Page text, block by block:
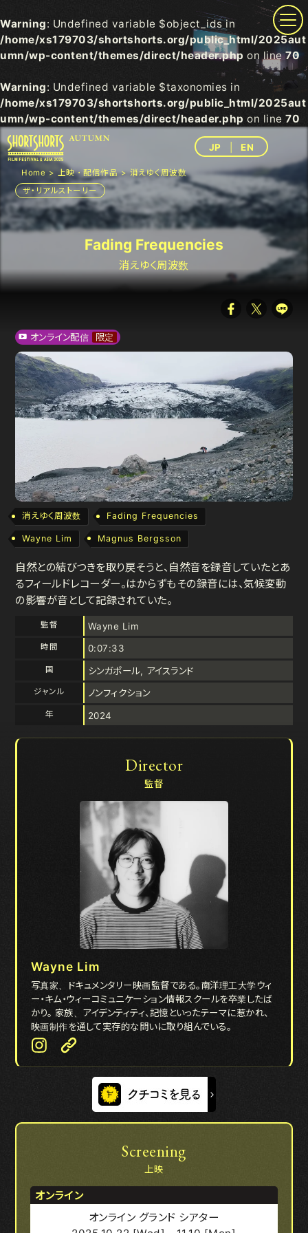
Warning: Undefined variable $object_ids in
/home/xs179703/shortshorts.org/public_html/2025aut
umn/wp-content/themes/direct/header.php on line70
Warning: Undefined variable $taxonomies in
/home/xs179703/shortshorts.org/public_html/2025aut
umn/wp-content/themes/direct/header.php on line 70
JP EN
Home 上映・配信作品
消えゆく周波数
ザ・リアルストーリー
Fading Frequencies
消えゆく周波数
オンライン配信 限定
消えゆく周波数 Fading Frequencies
Wayne Lim Magnus Bergsson
自然との結びつきを取り戻そうと、自然音を録音していたとあ
るフィールドレコーダー。はからずもその録音には、気候変動
の影響が音として記録されていた。
監督 Wayne Lim
時間 0:07:33
国 シンガポール, アイスランド
ジャンル ノンフィクション
年 2024
Director
監督
Wayne Lim
写真家、ドキュメンタリー映画監督である。南洋理工大学ウィ
ー・キム・ウィーコミュニケーション情報スクールを卒業したば
かり。 家族、アイデンティティ、記憶といったテーマに惹かれ、
映画制作を通して実存的な問いに取り組んでいる。
Screening
上映
オンライン
オンライン グランド シアター